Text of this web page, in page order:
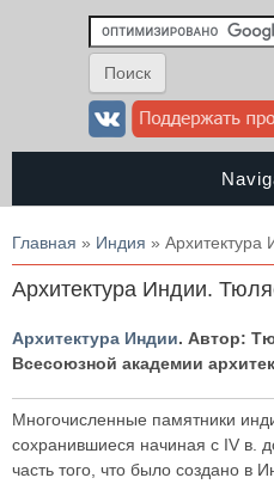
Вы здесь
Главная » Индия » Архитектура
Архитектура Индии.
Архитектура Индии. Автор:
Всесоюзной академии
Многочисленные памятники
сохранившиеся начиная с IV в.
часть того, что было создано в